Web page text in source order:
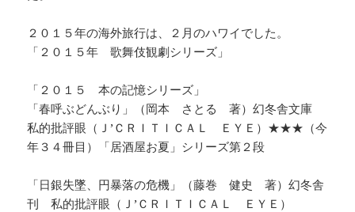
２０１５年の海外旅行は、２月のハワイでした。
「２０１５年 歌舞伎観劇シリーズ」
「２０１５ 本の記憶シリーズ」
「春呼ぶどんぶり」（岡本 さとる 著）幻冬舎文庫
私的批評眼（Ｊ’ＣＲＩＴＩＣＡＬ ＥＹＥ）★★★（今
年３４冊目）「居酒屋お夏」シリーズ第２段
「日銀失墜、円暴落の危機」（藤巻 健史 著）幻冬舎
刊 私的批評眼（Ｊ’ＣＲＩＴＩＣＡＬ ＥＹＥ）